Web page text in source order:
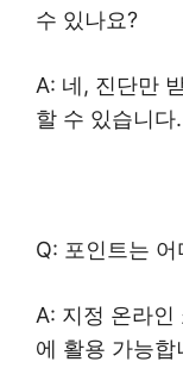
수 있나요?
A: 네, 진단만
할 수 있습니다.
Q: 포인트는
A: 지정 온라인
에 활용 가능합